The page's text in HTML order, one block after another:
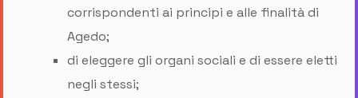
corrispondenti ai principi e alle finalità di
Agedo;
di eleggere gli organi sociali e di essere eletti
negli stessi;